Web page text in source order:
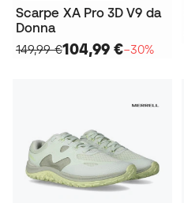
Scarpe XA Pro 3D V9 da
Donna
149,99 €104,99 €−30%